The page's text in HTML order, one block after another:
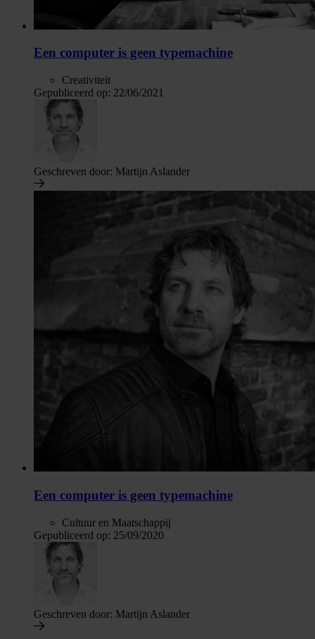
Een computer is geen typemachine
Creativiteit
Gepubliceerd op: 22/06/2021
Geschreven door: Martijn Aslander
Een computer is geen typemachine
Cultuur en Maatschappij
Gepubliceerd op: 25/09/2020
Geschreven door: Martijn Aslander